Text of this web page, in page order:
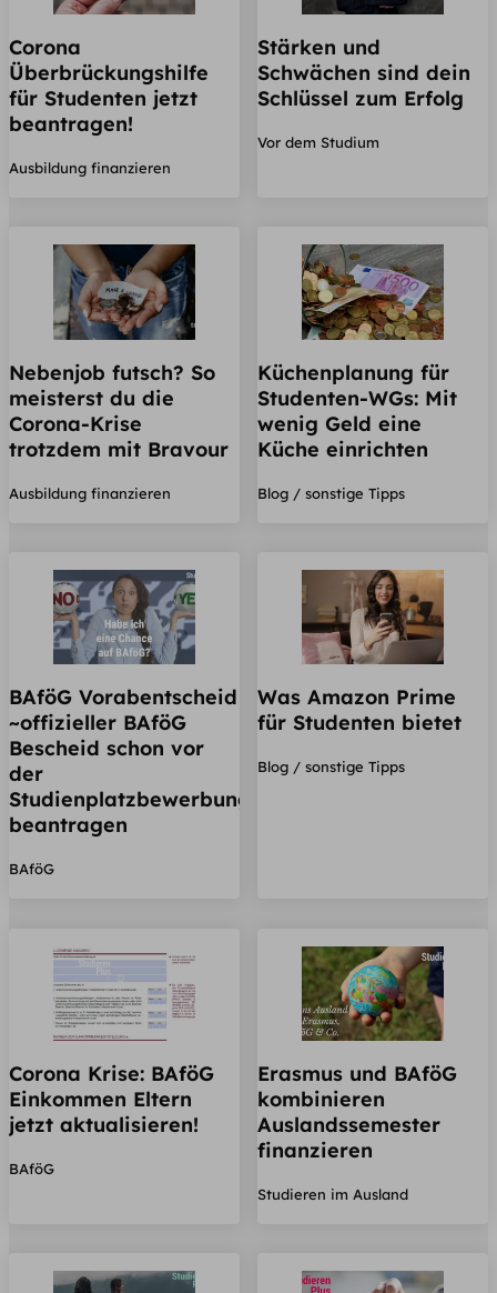
Corona
Überbrückungshilfe
für Studenten jetzt
beantragen!
Ausbildung finanzieren
Stärken und
Schwächen sind dein
Schlüssel zum Erfolg
Vor dem Studium
Nebenjob futsch? So
meisterst du die
Corona-Krise
trotzdem mit Bravour
Ausbildung finanzieren
Küchenplanung für
Studenten-WGs: Mit
wenig Geld eine
Küche einrichten
Blog / sonstige Tipps
BAföG Vorabentscheid
~offizieller BAföG
Bescheid schon vor
der
Studienplatzbewerbung
beantragen
BAföG
Was Amazon Prime
für Studenten bietet
Blog / sonstige Tipps
Corona Krise: BAföG
Einkommen Eltern
jetzt aktualisieren!
BAföG
Erasmus und BAföG
kombinieren
Auslandssemester
finanzieren
Studieren im Ausland